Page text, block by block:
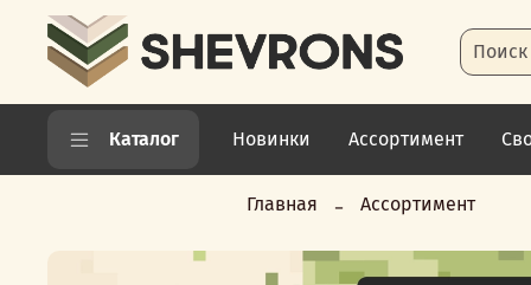
Каталог Новинки Ассортимент
Shevrons.com
Главная Ассортимент